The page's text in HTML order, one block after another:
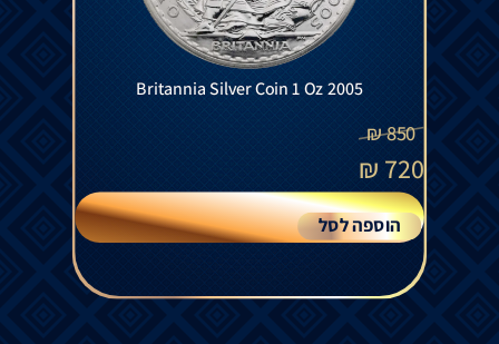
Britannia Silver Coin 1 Oz 2005
850
₪
720
₪
הוספה לסל